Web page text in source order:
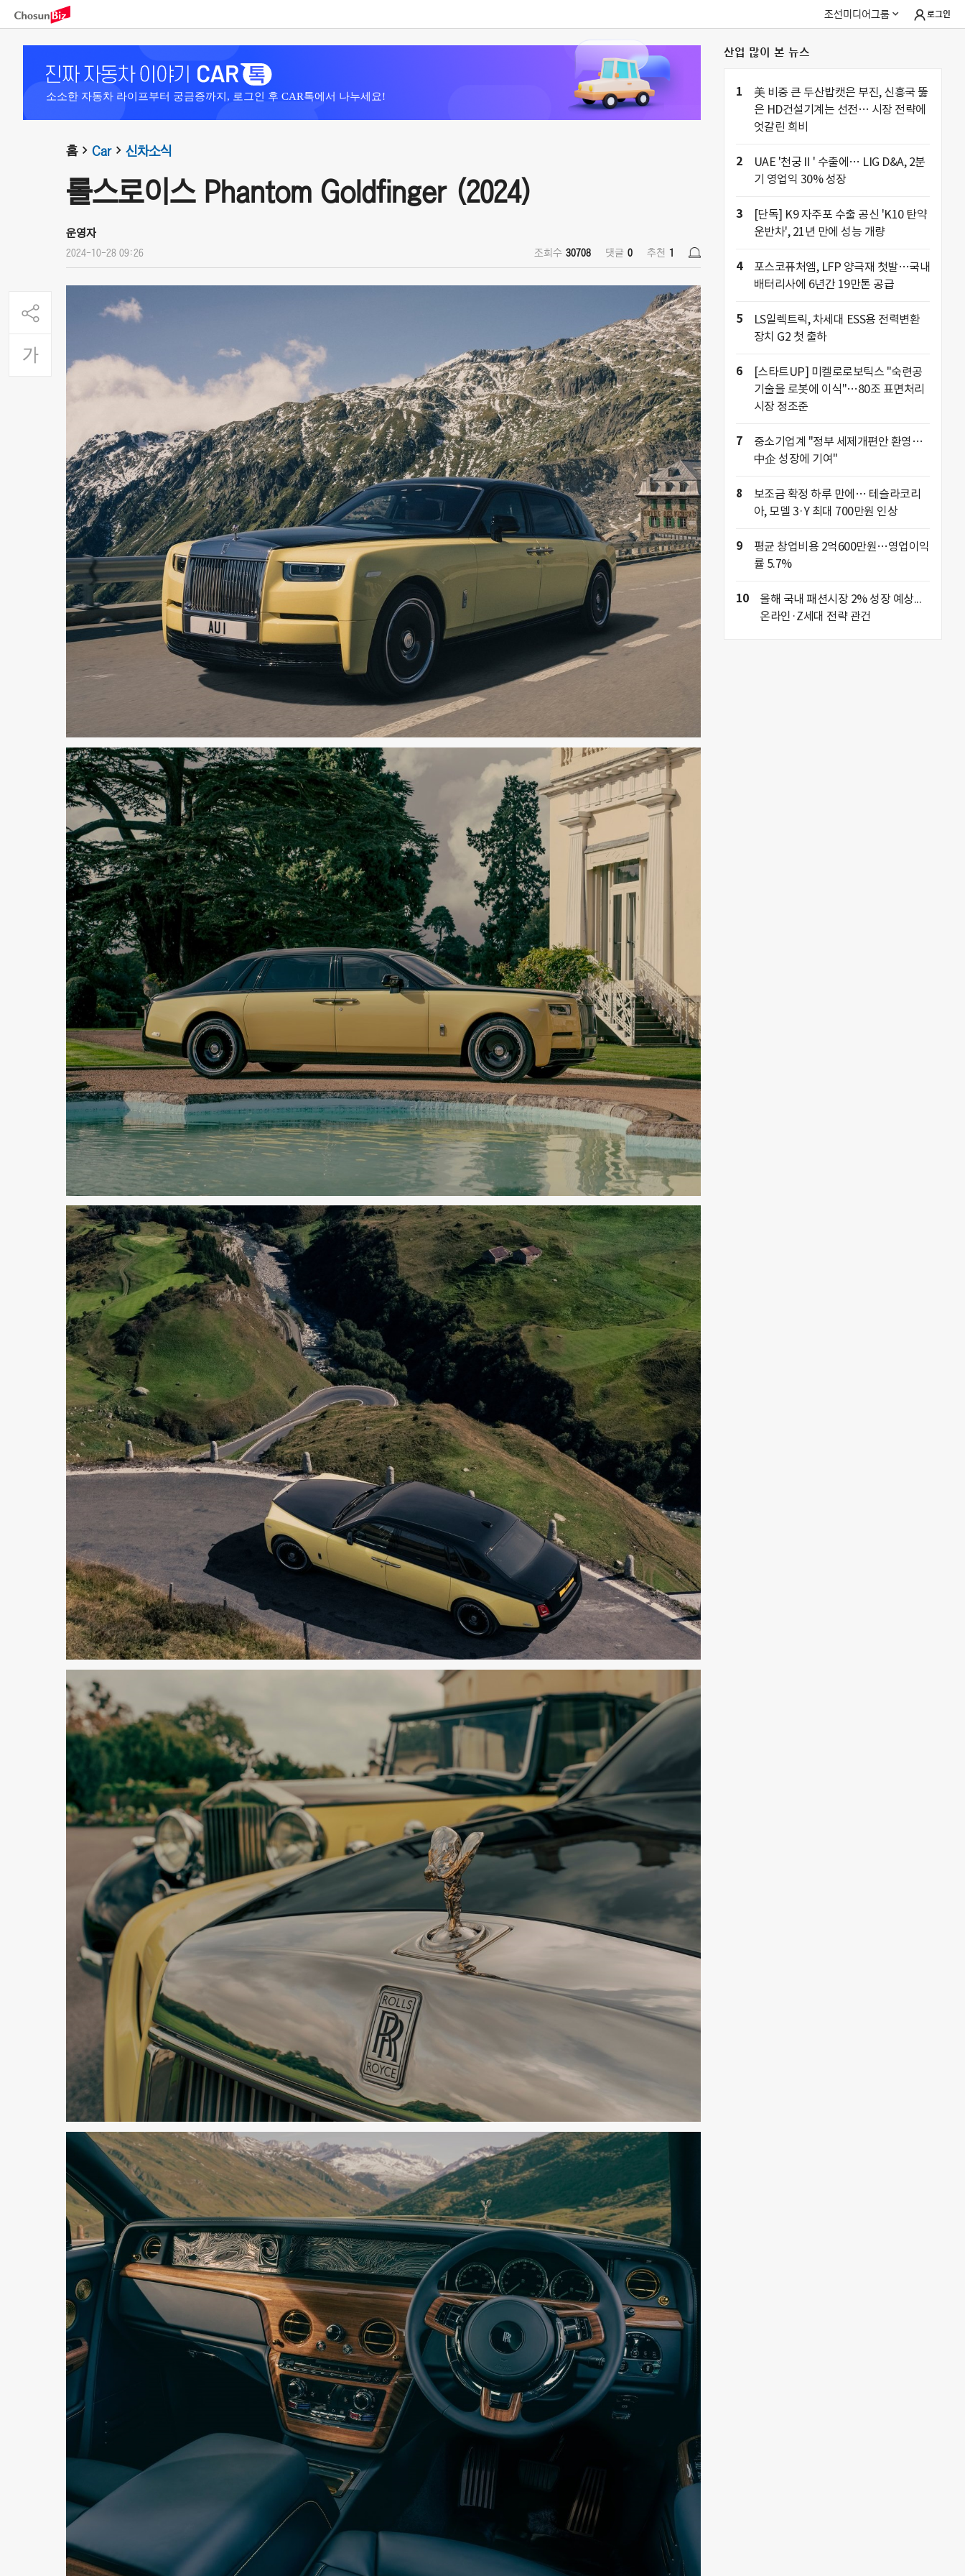
조선미디어그룹 로그인
소소한 자동차 라이프부터 궁금증까지, 로그인 후 CAR톡에서 나누세요!
홈 Car 신차소식
롤스로이스 Phantom Goldfinger (2024)
운영자
2024-10-28 09:26 조회수 30708 댓글 0 추천 1
산업 많이 본 뉴스